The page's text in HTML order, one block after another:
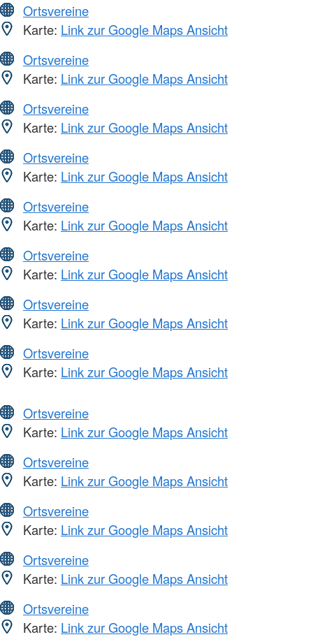
Ortsvereine
Karte: Link zur Google Maps Ansicht
Ortsvereine
Karte: Link zur Google Maps Ansicht
Ortsvereine
Karte: Link zur Google Maps Ansicht
Ortsvereine
Karte: Link zur Google Maps Ansicht
Ortsvereine
Karte: Link zur Google Maps Ansicht
Ortsvereine
Karte: Link zur Google Maps Ansicht
Ortsvereine
Karte: Link zur Google Maps Ansicht
Ortsvereine
Karte: Link zur Google Maps Ansicht
Ortsvereine
Karte: Link zur Google Maps Ansicht
Ortsvereine
Karte: Link zur Google Maps Ansicht
Ortsvereine
Karte: Link zur Google Maps Ansicht
Ortsvereine
Karte: Link zur Google Maps Ansicht
Ortsvereine
Karte: Link zur Google Maps Ansicht